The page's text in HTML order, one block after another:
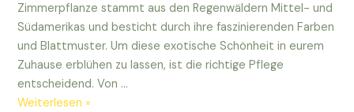
Zimmerpflanze stammt aus den Regenwäldern Mittel- und
Südamerikas und besticht durch ihre faszinierenden Farben
und Blattmuster. Um diese exotische Schönheit in eurem
Zuhause erblühen zu lassen, ist die richtige Pflege
entscheidend. Von …
Entdeckt
Weiterlesen »